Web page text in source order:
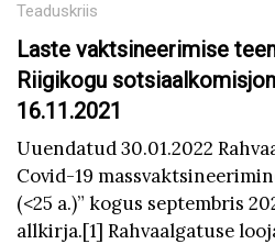
Teaduskriis
Laste vaktsineerimise
Riigikogu
16.11.2021
Uuendatud 30.01.2022
Covid-19
(<25 a.)” kogus septembris
allkirja.[1] Rahvaalgatuse